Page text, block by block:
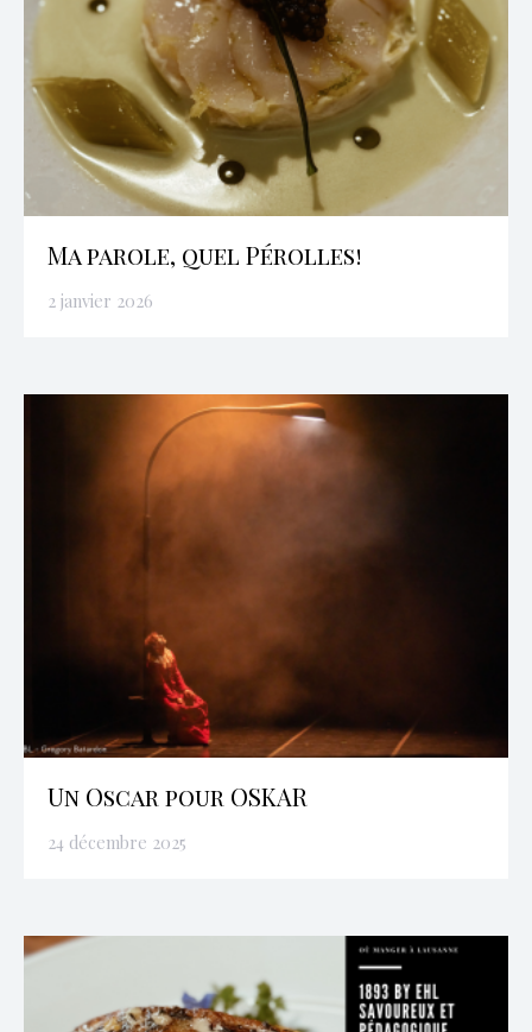
Ma parole, quel Pérolles!
2 janvier 2026
Un Oscar pour OSKAR
24 décembre 2025